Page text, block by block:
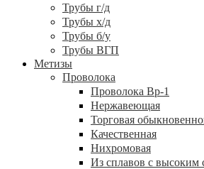
Трубы г/д
Трубы х/д
Трубы б/у
Трубы ВГП
Метизы
Проволока
Проволока Вр-1
Нержавеющая
Торговая
Качественная
Нихромовая
Из сплавов с высоким